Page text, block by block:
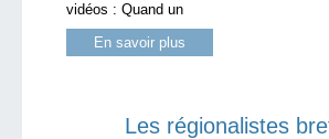
vidéos : Quand un
En savoir plus
Les régionalistes